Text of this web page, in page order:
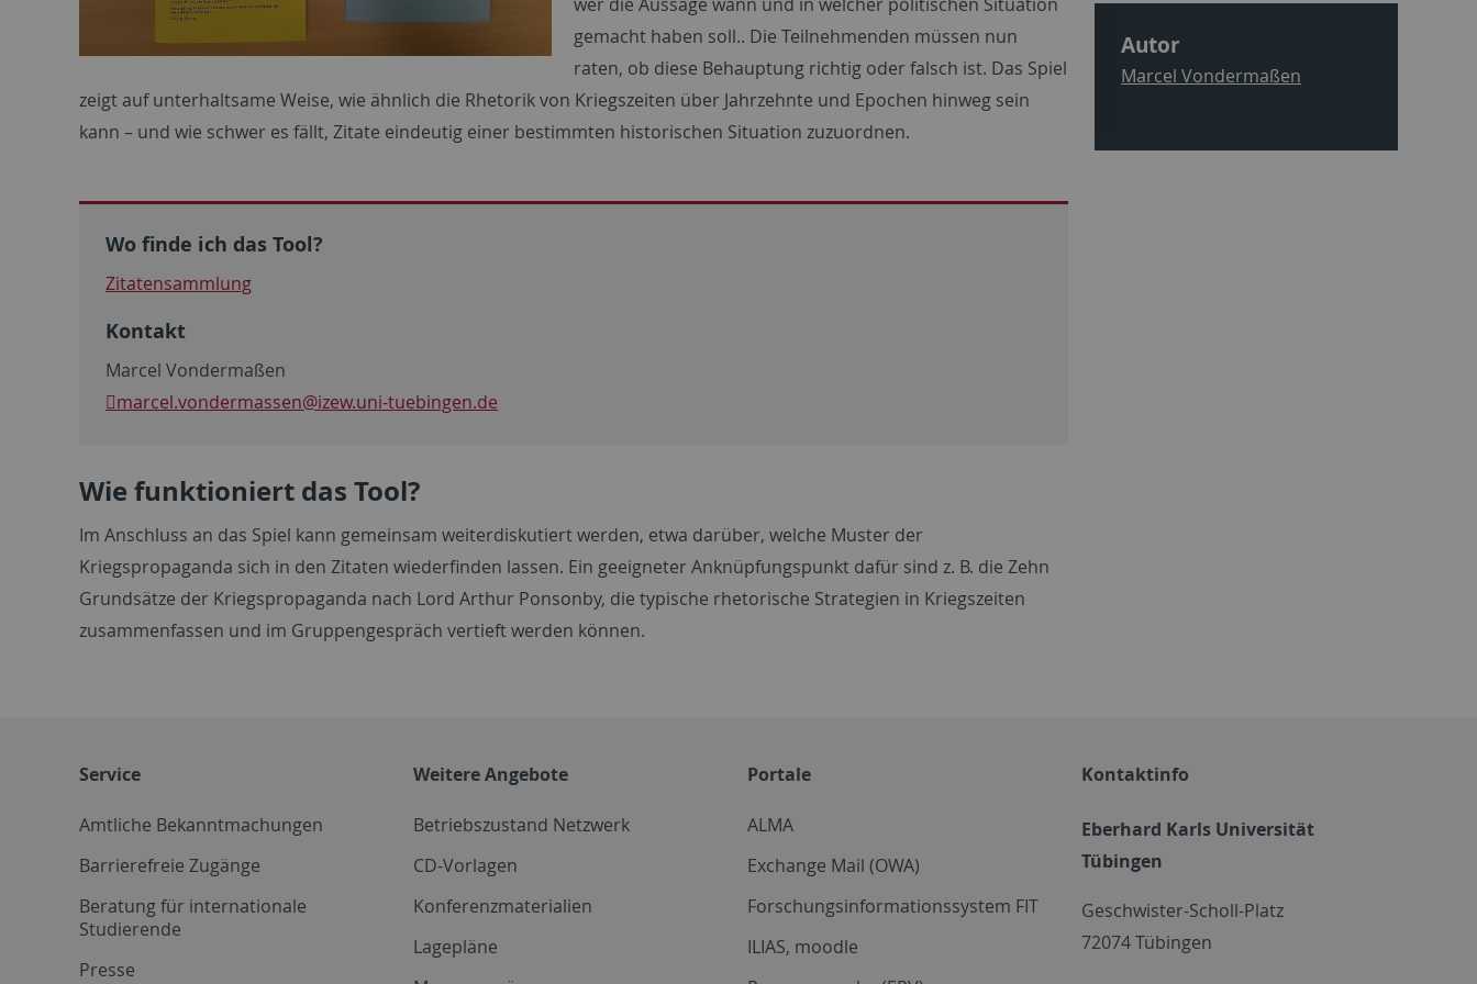
gemacht haben soll.. Die Teilnehmenden müssen nun
raten, ob diese Behauptung richtig oder falsch ist. Das Spiel
zeigt auf unterhaltsame Weise, wie ähnlich die Rhetorik von Kriegszeiten über Jahrzehnte und Epochen hinweg sein
kann – und wie schwer es fällt, Zitate eindeutig einer bestimmten historischen Situation zuzuordnen.
Wo finde ich das Tool?
Zitatensammlung
Kontakt
Marcel Vondermaßen
marcel.vondermassen@izew.uni-tuebingen.de
Wie funktioniert das Tool?
Im Anschluss an das Spiel kann gemeinsam weiterdiskutiert werden, etwa darüber, welche Muster der
Kriegspropaganda sich in den Zitaten wiederfinden lassen. Ein geeigneter Anknüpfungspunkt dafür sind z. B. die Zehn
Grundsätze der Kriegspropaganda nach Lord Arthur Ponsonby, die typische rhetorische Strategien in Kriegszeiten
zusammenfassen und im Gruppengespräch vertieft werden können.
Autor
Marcel Vondermaßen
Service
Amtliche Bekanntmachungen
Barrierefreie Zugänge
Beratung für internationale
Studierende
Presse
Weitere Angebote
Betriebszustand Netzwerk
CD-Vorlagen
Konferenzmaterialien
Lagepläne
Portale
ALMA
Exchange Mail (OWA)
Forschungsinformationssystem FIT
ILIAS, moodle
Kontaktinfo
Eberhard Karls Universität
Tübingen
Geschwister-Scholl-Platz
72074 Tübingen